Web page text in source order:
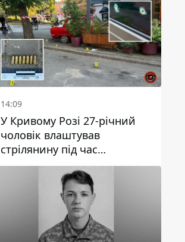
14:09
У Кривому Розі 27-річний
чоловік влаштував
стрілянину під час
конфлікту: є поранений